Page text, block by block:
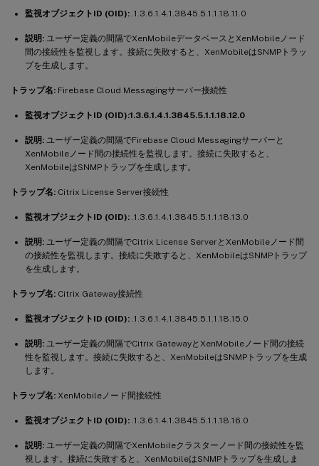
監視オブジェクトID (OID): .1.3.6.1.4.1.3845.5.1.1.18.11.0
説明: ユーザー定義の間隔でXenMobileデータベースとXenMobileノード
間の接続性を監視します。接続に失敗すると、XenMobileはSNMPトラッ
プを生成します。
トラップ名: Firebase Cloud Messagingサーバー接続性
監視オブジェクトID (OID):1.3.6.1.4.1.3845.5.1.1.18.12.0
説明: ユーザー定義の間隔でFirebase Cloud Messagingサーバーと
XenMobileノード間の接続性を監視します。接続に失敗すると、
XenMobileはSNMPトラップを生成します。
トラップ名: Citrix License Server接続性
監視オブジェクトID (OID): .1.3.6.1.4.1.3845.5.1.1.18.13.0
説明: ユーザー定義の間隔でCitrix License ServerとXenMobileノード間
の接続性を監視します。接続に失敗すると、XenMobileはSNMPトラップ
を生成します。
トラップ名: Citrix Gateway接続性
監視オブジェクトID (OID): .1.3.6.1.4.1.3845.5.1.1.18.15.0
説明: ユーザー定義の間隔でCitrix GatewayとXenMobileノード間の接続
性を監視します。接続に失敗すると、XenMobileはSNMPトラップを生成
します。
トラップ名: XenMobileノード間接続性
監視オブジェクトID (OID): .1.3.6.1.4.1.3845.5.1.1.18.16.0
説明: ユーザー定義の間隔でXenMobileクラスターノード間の接続性を監
視します。接続に失敗すると、XenMobileはSNMPトラップを生成しま